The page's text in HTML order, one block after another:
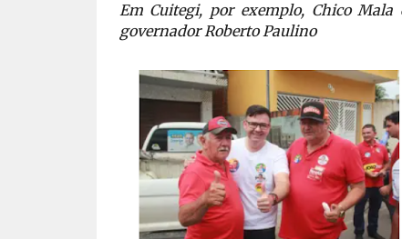
Em Cuitegi, por exemplo, Chico
governador Roberto Paulino